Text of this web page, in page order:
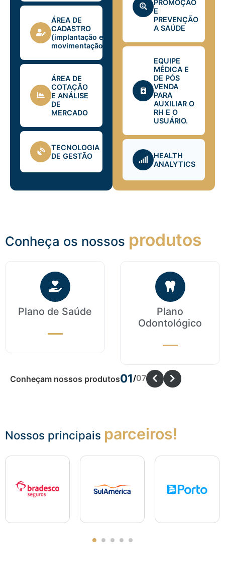
ÁREA DE
CADASTRO
(implantação e
movimentação)
ÁREA DE
COTAÇÃO
E ANÁLISE
DE
MERCADO
TECNOLOGIA
DE GESTÃO
PROMOÇÃO
E
PREVENÇÃO
A SAÚDE
EQUIPE
MÉDICA E
DE PÓS
VENDA
PARA
AUXILIAR O
RH E O
USUÁRIO.
HEALTH
ANALYTICS
Conheça os nossos produtos
Plano de Saúde
Plano
Odontológico
Conheçam nossos produtos01/07
Nossos principais parceiros!